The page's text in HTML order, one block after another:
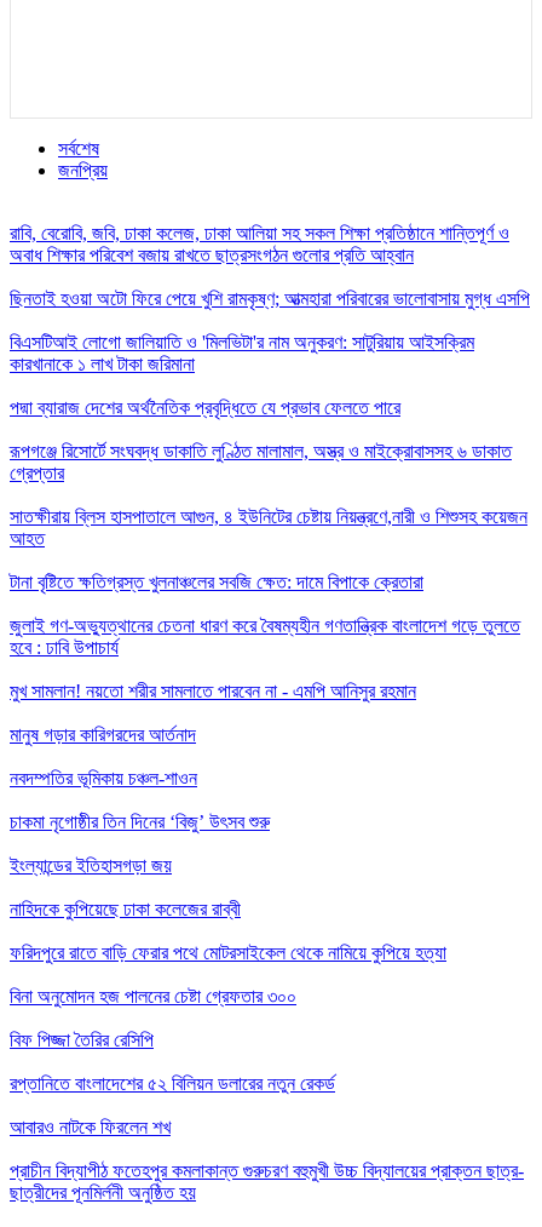
সর্বশেষ
জনপ্রিয়
রাবি, বেরোবি, জবি, ঢাকা কলেজ, ঢাকা আলিয়া সহ সকল শিক্ষা প্রতিষ্ঠানে শান্তিপূর্ণ ও
অবাধ শিক্ষার পরিবেশ বজায় রাখতে ছাত্রসংগঠন গুলোর প্রতি আহ্বান
ছিনতাই হওয়া অটো ফিরে পেয়ে খুশি রামকৃষ্ণ; আত্মহারা পরিবারের ভালোবাসায় মুগ্ধ এসপি
বিএসটিআই লোগো জালিয়াতি ও 'মিলভিটা'র নাম অনুকরণ: সাটুরিয়ায় আইসক্রিম
কারখানাকে ১ লাখ টাকা জরিমানা
পদ্মা ব্যারাজ দেশের অর্থনৈতিক প্রবৃদ্ধিতে যে প্রভাব ফেলতে পারে
রূপগঞ্জে রিসোর্টে সংঘবদ্ধ ডাকাতি লুণ্ঠিত মালামাল, অস্ত্র ও মাইক্রোবাসসহ ৬ ডাকাত
গ্রেপ্তার
সাতক্ষীরায় ব্লিস হাসপাতালে আগুন, ৪ ইউনিটের চেষ্টায় নিয়ন্ত্রণে,নারী ও শিশুসহ কয়েজন
আহত
টানা বৃষ্টিতে ক্ষতিগ্রস্ত খুলনাঞ্চলের সবজি ক্ষেত: দামে বিপাকে ক্রেতারা
জুলাই গণ-অভ্যুত্থানের চেতনা ধারণ করে বৈষম্যহীন গণতান্ত্রিক বাংলাদেশ গড়ে তুলতে
হবে : ঢাবি উপাচার্য
মুখ সামলান! নয়তো শরীর সামলাতে পারবেন না - এমপি আনিসুর রহমান
মানুষ গড়ার কারিগরদের আর্তনাদ
নবদম্পতির ভূমিকায় চঞ্চল-শাওন
চাকমা নৃগোষ্ঠীর তিন দিনের ‘বিজু’ উৎসব শুরু
ইংল্যান্ডের ইতিহাসগড়া জয়
নাহিদকে কুপিয়েছে ঢাকা কলেজের রাব্বী
ফরিদপুরে রাতে বাড়ি ফেরার পথে মোটরসাইকেল থেকে নামিয়ে কুপিয়ে হত্যা
বিনা অনুমোদন হজ পালনের চেষ্টা গ্রেফতার ৩০০
বিফ পিজ্জা তৈরির রেসিপি
রপ্তানিতে বাংলাদেশের ৫২ বিলিয়ন ডলারের নতুন রেকর্ড
আবারও নাটকে ফিরলেন শখ
প্রাচীন বিদ্যাপীঠ ফতেহপুর কমলাকান্ত গুরুচরণ বহুমুখী উচ্চ বিদ্যালয়ের প্রাক্তন ছাত্র-
ছাত্রীদের পূনমির্লনী অনুষ্ঠিত হয়